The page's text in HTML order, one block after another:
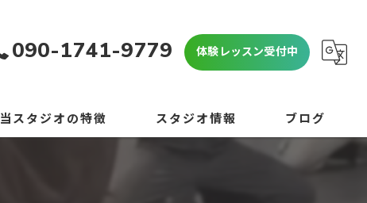
090-1741-9779 体験レッスン受付中
当スタジオの特徴 スタジオ情報 ブログ